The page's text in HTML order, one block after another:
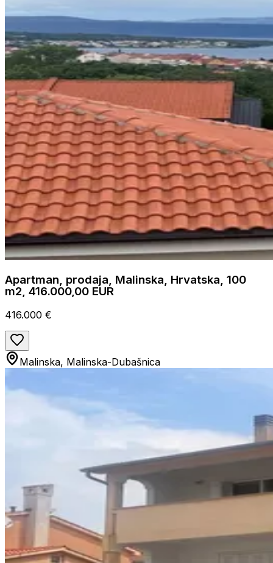
Apartman, prodaja, Malinska, Hrvatska, 100
m2, 416.000,00 EUR
416.000 €
Malinska, Malinska-Dubašnica